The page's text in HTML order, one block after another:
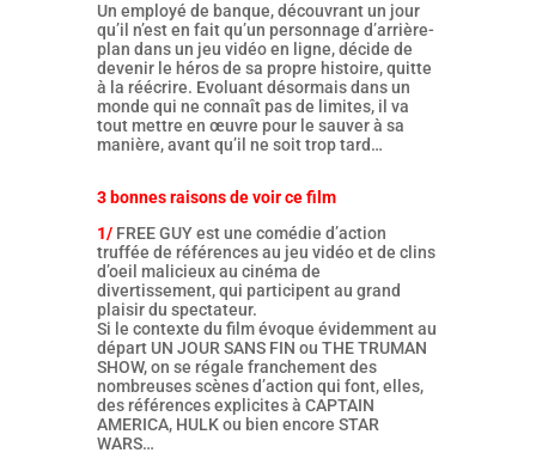
Un employé de banque, découvrant un jour
qu’il n’est en fait qu’un personnage d’arrière-
plan dans un jeu vidéo en ligne, décide de
devenir le héros de sa propre histoire, quitte
à la réécrire. Evoluant désormais dans un
monde qui ne connaît pas de limites, il va
tout mettre en œuvre pour le sauver à sa
manière, avant qu’il ne soit trop tard…
3 bonnes raisons de voir ce film
1/ FREE GUY est une comédie d’action
truffée de références au jeu vidéo et de clins
d’oeil malicieux au cinéma de
divertissement, qui participent au grand
plaisir du spectateur.
Si le contexte du film évoque évidemment au
départ UN JOUR SANS FIN ou THE TRUMAN
SHOW, on se régale franchement des
nombreuses scènes d’action qui font, elles,
des références explicites à CAPTAIN
AMERICA, HULK ou bien encore STAR
WARS…